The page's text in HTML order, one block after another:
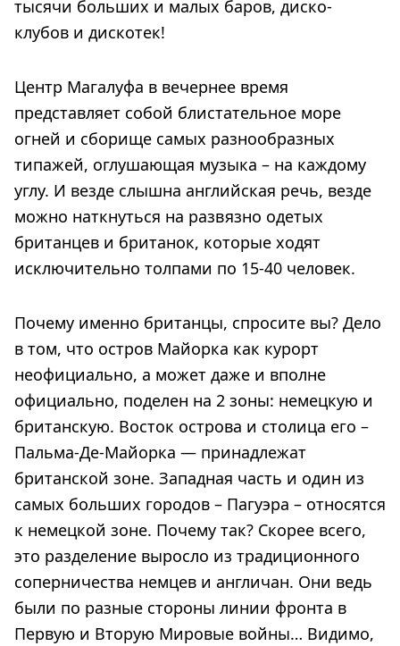
тысячи больших и малых баров, диско-
клубов и дискотек!
Центр Магалуфа в вечернее время
представляет собой блистательное море
огней и сборище самых разнообразных
типажей, оглушающая музыка – на каждому
углу. И везде слышна английская речь, везде
можно наткнуться на развязно одетых
британцев и британок, которые ходят
исключительно толпами по 15-40 человек.
Почему именно британцы, спросите вы? Дело
в том, что остров Майорка как курорт
неофициально, а может даже и вполне
официально, поделен на 2 зоны: немецкую и
британскую. Восток острова и столица его –
Пальма-Де-Майорка — принадлежат
британской зоне. Западная часть и один из
самых больших городов – Пагуэра – относятся
к немецкой зоне. Почему так? Скорее всего,
это разделение выросло из традиционного
соперничества немцев и англичан. Они ведь
были по разные стороны линии фронта в
Первую и Вторую Мировые войны… Видимо,